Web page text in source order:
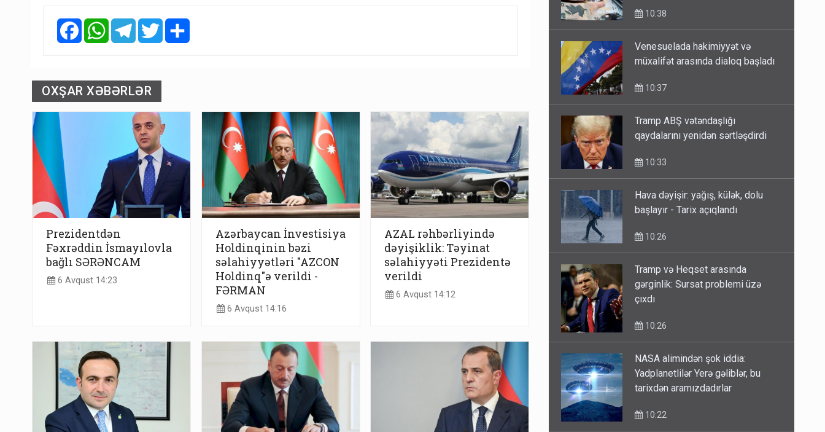
FacebookWhatsAppTelegramTwitter
OXŞAR XƏBƏRLƏR
Prezidentdən
Fəxrəddin İsmayılovla
bağlı SƏRƏNCAM
6 Avqust 14:23
Azərbaycan İnvestisiya
Holdinqinin bəzi
səlahiyyətləri "AZCON
Holdinq"ə verildi -
FƏRMAN
6 Avqust 14:16
AZAL rəhbərliyində
dəyişiklik: Təyinat
səlahiyyəti Prezidentə
verildi
6 Avqust 14:12
10:38
Venesuelada hakimiyyət və
müxalifət arasında dialoq başladı
10:37
Tramp ABŞ vətəndaşlığı
qaydalarını yenidən sərtləşdirdi
10:33
Hava dəyişir: yağış, külək, dolu
başlayır - Tarix açıqlandı
10:26
Tramp və Heqset arasında
gərginlik: Sursat problemi üzə
çıxdı
10:26
NASA alimindən şok iddia:
Yadplanetlilər Yerə gəliblər, bu
tarixdən aramızdadırlar
10:22